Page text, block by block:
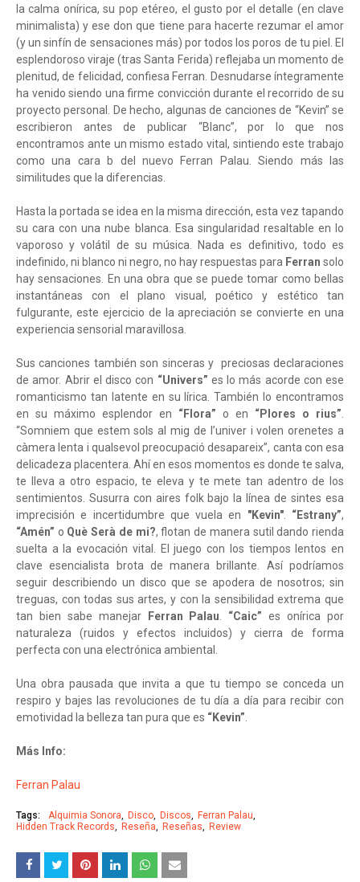
la calma onírica, su pop etéreo, el gusto por el detalle (en clave
minimalista) y ese don que tiene para hacerte rezumar el amor
(y un sinfín de sensaciones más) por todos los poros de tu piel. El
esplendoroso viraje (tras Santa Ferida) reflejaba un momento de
plenitud, de felicidad, confiesa Ferran. Desnudarse íntegramente
ha venido siendo una firme convicción durante el recorrido de su
proyecto personal. De hecho, algunas de canciones de “Kevin” se
escribieron antes de publicar “Blanc”, por lo que nos
encontramos ante un mismo estado vital, sintiendo este trabajo
como una cara b del nuevo Ferran Palau. Siendo más las
similitudes que la diferencias.
Hasta la portada se idea en la misma dirección, esta vez tapando
su cara con una nube blanca. Esa singularidad resaltable en lo
vaporoso y volátil de su música. Nada es definitivo, todo es
indefinido, ni blanco ni negro, no hay respuestas para Ferran solo
hay sensaciones. En una obra que se puede tomar como bellas
instantáneas con el plano visual, poético y estético tan
fulgurante, este ejercicio de la apreciación se convierte en una
experiencia sensorial maravillosa.
Sus canciones también son sinceras y preciosas declaraciones
de amor. Abrir el disco con “Univers” es lo más acorde con ese
romanticismo tan latente en su lírica. También lo encontramos
en su máximo esplendor en “Flora” o en “Plores o rius”.
“Somniem que estem sols al mig de l’univer i volen orenetes a
càmera lenta i qualsevol preocupació desapareix”, canta con esa
delicadeza placentera. Ahí en esos momentos es donde te salva,
te lleva a otro espacio, te eleva y te mete tan adentro de los
sentimientos. Susurra con aires folk bajo la línea de sintes esa
imprecisión e incertidumbre que vuela en "Kevin". “Estrany”,
“Amén” o Què Serà de mi?, flotan de manera sutil dando rienda
suelta a la evocación vital. El juego con los tiempos lentos en
clave esencialista brota de manera brillante. Así podríamos
seguir describiendo un disco que se apodera de nosotros; sin
treguas, con todas sus artes, y con la sensibilidad extrema que
tan bien sabe manejar
Ferran Palau. “Caic”es onírica por
naturaleza (ruidos y efectos incluidos) y cierra de forma
perfecta con una electrónica ambiental.
Una obra pausada que invita a que tu tiempo se conceda un
respiro y bajes las revoluciones de tu día a día para recibir con
emotividad la belleza tan pura que es “Kevin”.
Más Info:
Ferran Palau
Tags: Alquimia Sonora Disco Discos
Ferran Palau
Hidden Track Records
Reseña Reseñas Review